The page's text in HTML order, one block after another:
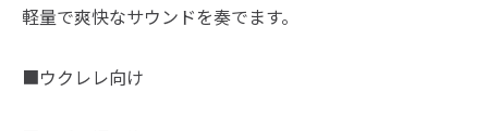
軽量で爽快なサウンドを奏でます。
■ウクレレ向け